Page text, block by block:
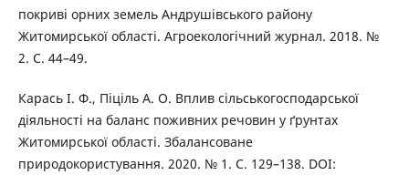
покриві орних земель Андрушівського району
Житомирської області. Агроекологічний журнал. 2018. №
2. С. 44–49.
Карась І. Ф., Піціль А. О. Вплив сільськогосподарської
діяльності на баланс поживних речовин у ґрунтах
Житомирської області. Збалансоване
природокористування. 2020. № 1. С. 129–138. DOI: